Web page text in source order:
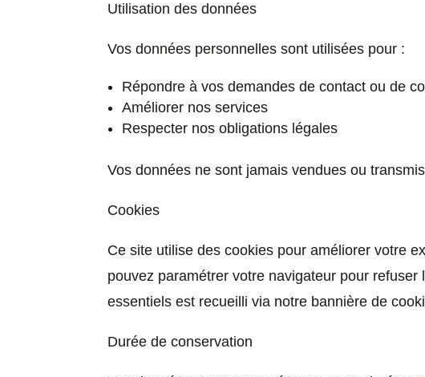
Utilisation des données
Vos données personnelles sont utilisées pour :
Répondre à vos demandes de contact ou de
Améliorer nos services
Respecter nos obligations légales
Vos données ne sont jamais vendues ou
Cookies
Ce site utilise des cookies pour améliorer votre
pouvez paramétrer votre navigateur pour
essentiels est recueilli via notre bannière de
Durée de conservation